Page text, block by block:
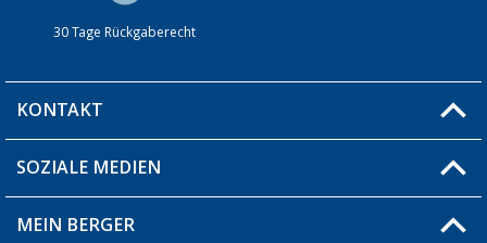
30 Tage Rückgaberecht
KONTAKT
Du hast eine Frage?
Filiale finden
SOZIALE MEDIEN
MEIN BERGER